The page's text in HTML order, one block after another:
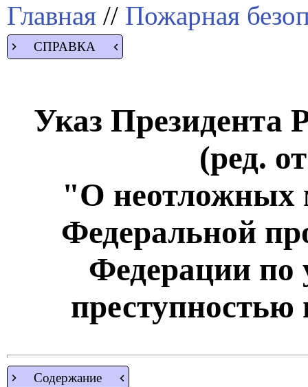
Главная // Пожарная
СПРАВКА
Указ Президента
(ред.
"О неотложных
Федеральной
Федерации по
Содержание